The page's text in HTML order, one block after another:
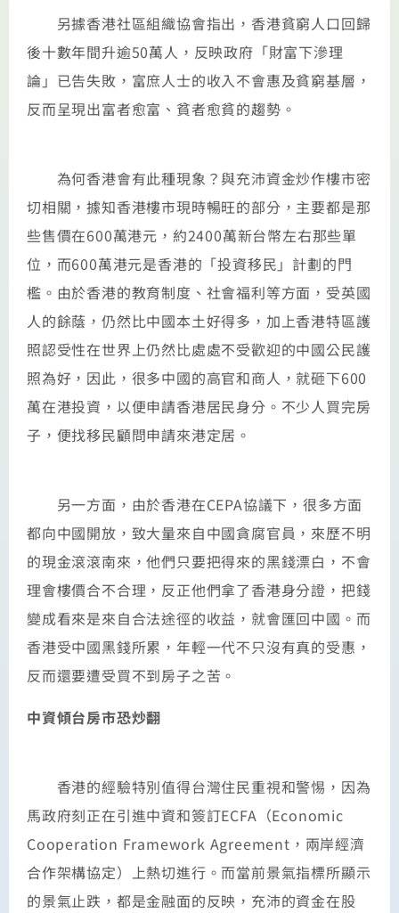
另據香港社區組織協會指出，香港貧窮人口回歸
後十數年間升逾50萬人，反映政府「財富下滲理
論」已告失敗，富庶人士的收入不會惠及貧窮基層，
反而呈現出富者愈富、貧者愈貧的趨勢。
為何香港會有此種現象？與充沛資金炒作樓市密
切相關，據知香港樓市現時暢旺的部分，主要都是那
些售價在600萬港元，約2400萬新台幣左右那些單
位，而600萬港元是香港的「投資移民」計劃的門
檻。由於香港的教育制度、社會福利等方面，受英國
人的餘蔭，仍然比中國本土好得多，加上香港特區護
照認受性在世界上仍然比處處不受歡迎的中國公民護
照為好，因此，很多中國的高官和商人，就砸下600
萬在港投資，以便申請香港居民身分。不少人買完房
子，便找移民顧問申請來港定居。
另一方面，由於香港在CEPA協議下，很多方面
都向中國開放，致大量來自中國貪腐官員，來歷不明
的現金滾滾南來，他們只要把得來的黑錢漂白，不會
理會樓價合不合理，反正他們拿了香港身分證，把錢
變成看來是來自合法途徑的收益，就會匯回中國。而
香港受中國黑錢所累，年輕一代不只沒有真的受惠，
反而還要遭受買不到房子之苦。
中資傾台房市恐炒翻
香港的經驗特別值得台灣住民重視和警惕，因為
馬政府刻正在引進中資和簽訂ECFA（Economic
Cooperation Framework Agreement，兩岸經濟
合作架構協定）上熱切進行。而當前景氣指標所顯示
的景氣止跌，都是金融面的反映，充沛的資金在股